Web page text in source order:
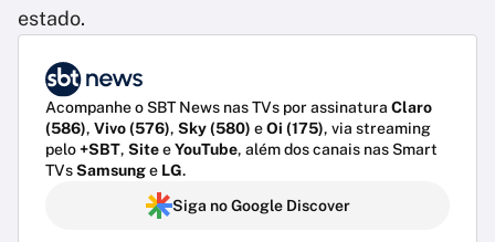
estado.
Acompanhe o SBT News nas TVs por assinatura Claro
(586), Vivo (576), Sky (580) eOi (175), via streaming
pelo+SBT, SiteeYouTube, além dos canais nas Smart
TVsSamsunge LG.
Siga no Google Discover